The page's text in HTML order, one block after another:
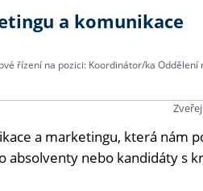
potřebami
výjezdů
a komunikace
řízení na pozici: Koordinátor/ka Oddělení
a marketingu, která nám
absolventy nebo kandidáty s